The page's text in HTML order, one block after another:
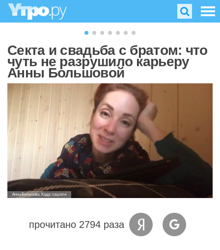
Секта и свадьба с братом: что
чуть не разрушило карьеру
Анны Большовой
Анна Большова. Кадр: соцсети
прочитано 2794 раза